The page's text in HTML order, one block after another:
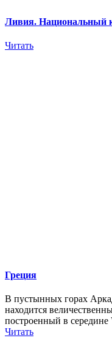
Ливия. Национальный
Читать
Греция
В пустынных горах
находится
построенный в середине
Читать